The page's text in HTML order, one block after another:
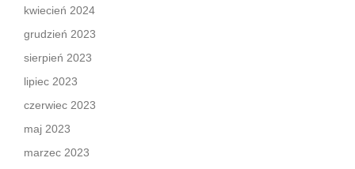
kwiecień 2024
grudzień 2023
sierpień 2023
lipiec 2023
czerwiec 2023
maj 2023
marzec 2023